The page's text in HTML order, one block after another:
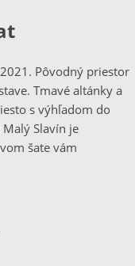
Pôvodný priestor
Tmavé altánky a
s výhľadom do
Slavín je
šate vám